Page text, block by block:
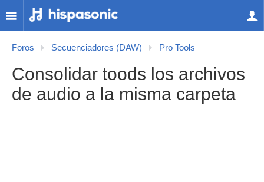
Foros Secuenciadores (DAW) Pro Tools
Consolidar toods los archivos
de audio a la misma carpeta